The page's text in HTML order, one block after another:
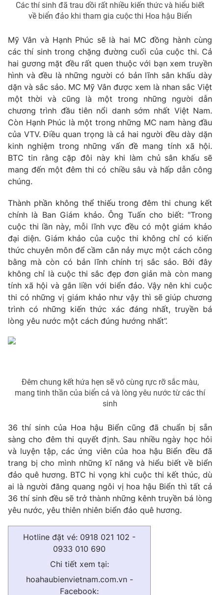
Theo dõi báo trên
Cơ quan chủ quản:Đài Truyền hình Việt Nam
Cơ quan báo chí:Thời báo VTV
Giấy phép hoạt động báo in và báo điện tử số 483/GP-BTTTT
cấp ngày 29/12/2023
Tổng Biên tập:Vũ Thanh Thủy
Phó Tổng Biên tập: Nguyễn Thị Mỹ Hạnh, Phạm Quốc Thắng,
Nguyễn Trọng Ninh
Tổng đài VTV:024.38 355 931 - 024.38 355 932
Ðiện thoại Thời báo VTV: 024.66 897 897
Email:toasoan@vtv.vn
Liên hệ quảng cáo:024-7300.7108
® Cấm sao chép dưới mọi hình thức nếu không có sự chấp
thuận bằng văn bản. Ghi rõ nguồn VTV.vn khi phát hành lại
thông tin từ website này.
Các thí sinh đã trau dồi rất nhiều kiến thức và hiểu biết
về biển đảo khi tham gia cuộc thi Hoa hậu Biển
Mỹ Vân và Hạnh Phúc sẽ là hai MC đồng hành cùng
các thí sinh trong chặng đường cuối của cuộc thi. Cả
hai gương mặt đều rất quen thuộc với bạn xem truyền
hình và đều là những người có bản lĩnh sân khấu dày
dặn và sắc sảo. MC Mỹ Vân được xem là nhan sắc Việt
một thời và cũng là một trong những người dẫn
chương trình đầu tiên nổi danh sớm nhất Việt Nam.
Còn Hạnh Phúc là một trong những MC nam hàng đầu
của VTV. Điều quan trọng là cả hai người đều dày dặn
kinh nghiệm trong những vấn đề mang tính xã hội.
BTC tin rằng cặp đôi này khi làm chủ sân khấu sẽ
mang đến một đêm thi có chiều sâu và hấp dẫn công
chúng.
Thành phần không thể thiếu trong đêm thi chung kết
chính là Ban Giám khảo. Ông Tuấn cho biết: "Trong
cuộc thi lần này, mỗi lĩnh vực đều có một giám khảo
đại diện. Giám khảo của cuộc thi không chỉ có kiến
thức chuyên môn để cầm cân nảy mực một cách công
bằng mà còn có bản lĩnh chính trị sắc sảo. Bởi đây
không chỉ là cuộc thi sắc đẹp đơn giản mà còn mang
tính xã hội và gắn liền với biển đảo. Vậy nên khi cuộc
thi có những vị giám khảo như vậy thì sẽ giúp chương
trình có những kiến thức xác đáng nhất, truyền bá
lòng yêu nước một cách đúng hướng nhất”.
Đêm chung kết hứa hẹn sẽ vô cùng rực rỡ sắc màu,
mang tinh thần của biển cả và lòng yêu nước từ các thí
sinh
36 thí sinh của Hoa hậu Biển cũng đã chuẩn bị sẵn
sàng cho đêm thi quyết định. Sau nhiều ngày học hỏi
và luyện tập, các ứng viên của hoa hậu Biển đều đã
trang bị cho mình những kĩ năng và hiểu biết về biển
đảo quê hương. BTC hi vọng khi cuộc thi kết thúc, dù
ai là người đăng quang ngôi vị hoa hậu Biển thì tất cả
36 thí sinh đều sẽ trở thành những kênh truyền bá lòng
yêu nước, yêu thiên nhiên biển đảo quê hương.
Hotline đặt vé: 0918 021 102 -
0933 010 690
Chi tiết xem tại:
hoahaubienvietnam.com.vn -
Facebook: